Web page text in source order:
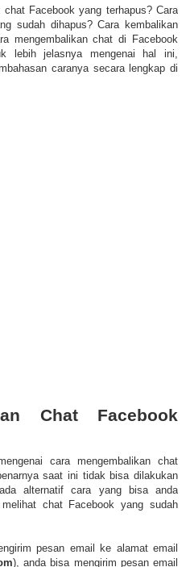
chat Facebook yang terhapus? Cara
sudah dihapus? Cara kembalikan
mengembalikan chat di Facebook
lebih jelasnya mengenai hal ini,
caranya secara lengkap di
Chat Facebook
cara mengembalikan chat
saat ini tidak bisa dilakukan
alternatif cara yang bisa anda
chat Facebook yang sudah
pesan email ke alamat email
), anda bisa mengirim pesan email